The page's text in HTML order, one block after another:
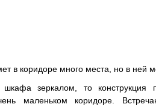
в коридоре много места, но в ней
зеркалом, то конструкция
маленьком коридоре.